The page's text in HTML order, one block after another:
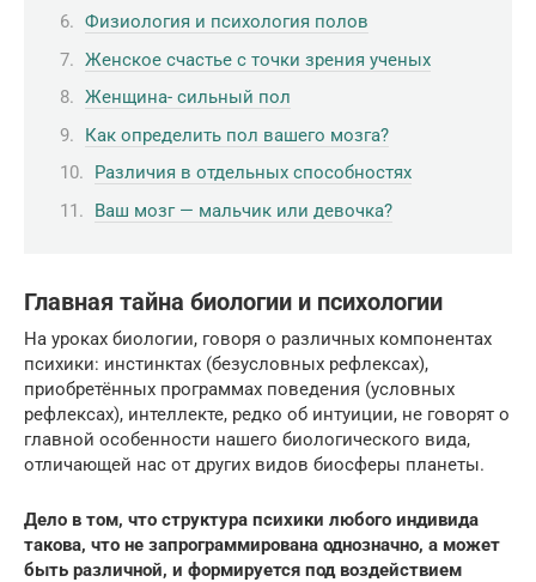
Физиология и психология полов
Женское счастье с точки зрения ученых
Женщина- сильный пол
Как определить пол вашего мозга?
Различия в отдельных способностях
Ваш мозг — мальчик или девочка?
Главная тайна биологии и психологии
На уроках биологии, говоря о различных компонентах
психики: инстинктах (безусловных рефлексах),
приобретённых программах поведения (условных
рефлексах), интеллекте, редко об интуиции, не говорят о
главной особенности нашего биологического вида,
отличающей нас от других видов биосферы планеты.
Дело в том, что структура психики любого индивида
такова, что не запрограммирована однозначно, а может
быть различной, и формируется под воздействием